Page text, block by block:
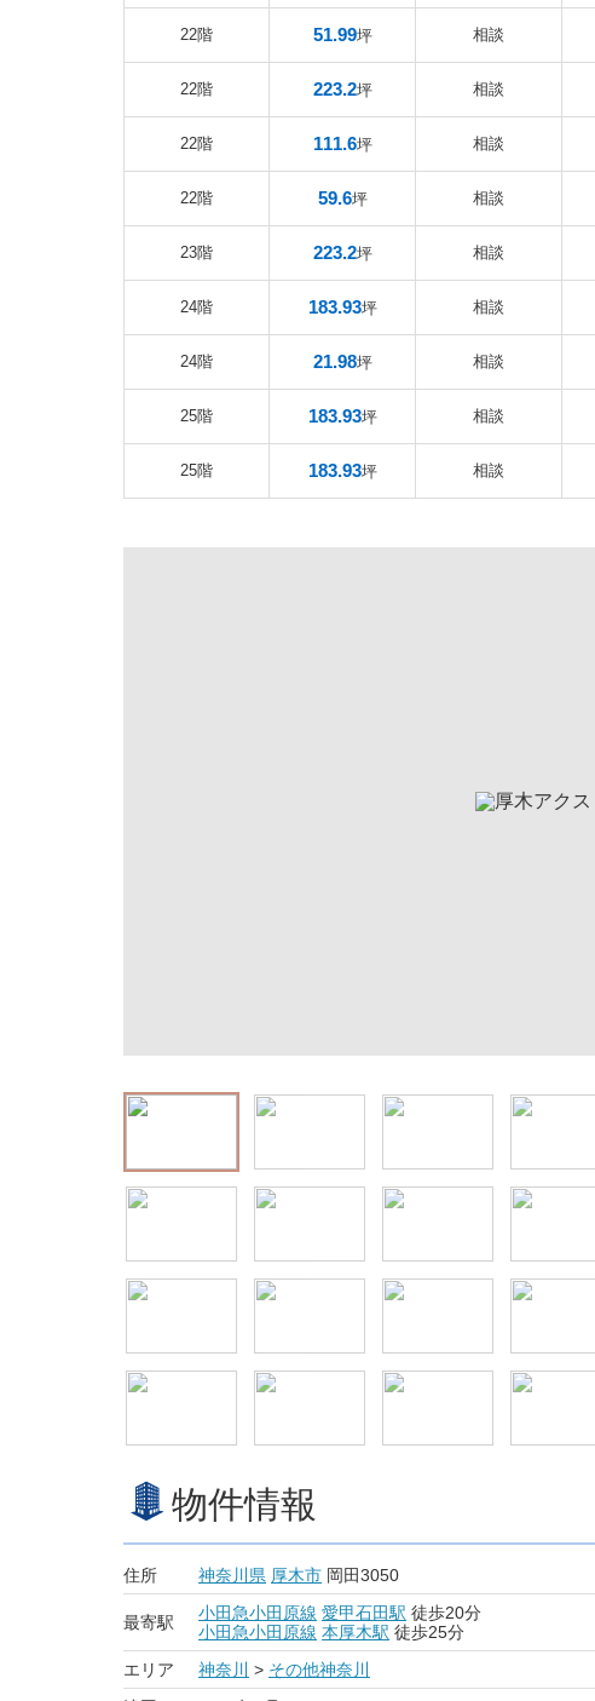
22階 51.99坪 相談
22階 223.2坪 相談
22階 111.6坪 相談
22階 59.6坪 相談
23階 223.2坪 相談
24階 183.93坪 相談
24階 21.98坪 相談
25階 183.93坪 相談
25階 183.93坪 相談
物件情報
住所 神奈川県 厚木市 岡田3050
最寄駅 小田急小田原線 愛甲石田駅 徒歩20分
小田急小田原線 本厚木駅 徒歩25分
エリア
神奈川 > その他神奈川